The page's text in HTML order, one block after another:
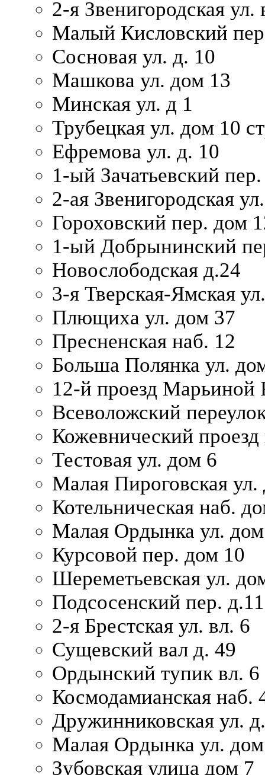
2-я Звенигородская ул.
Малый Кисловский
Сосновая ул. д. 10
Машкова ул. дом 13
Минская ул. д 1
Трубецкая ул. дом 10
Ефремова ул. д. 10
1-ый Зачатьевский
2-ая Звенигородская
Гороховский пер. дом
1-ый Добрынинский
Новослободская д.24
3-я Тверская-Ямская
Плющиха ул. дом 37
Пресненская наб. 12
Больша Полянка ул.
12-й проезд Марьиной
Всеволожский
Кожевнический проезд
Тестовая ул. дом 6
Малая Пироговская
Котельническая наб.
Малая Ордынка ул.
Курсовой пер. дом 10
Шереметьевская ул.
Подсосенский пер. д.11
2-я Брестская ул. вл. 6
Сущевский вал д. 49
Ордынский тупик вл. 6
Космодамианская наб.
Дружинниковская ул.
Малая Ордынка ул.
Зубовская улица дом 7